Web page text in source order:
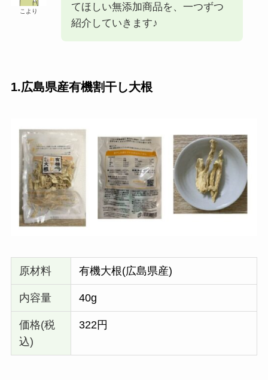
こより
てほしい無添加商品を、一つずつ
紹介していきます♪
1.広島県産有機割干し大根
原材料 有機大根(広島県産)
内容量 40g
価格(税
込)
322円